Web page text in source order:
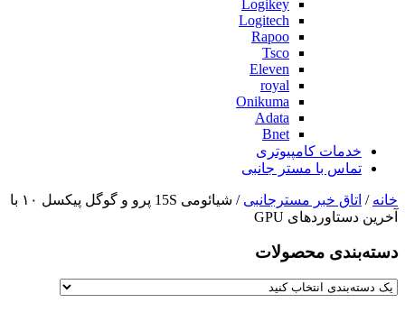
Logikey
Logitech
Rapoo
Tsco
Eleven
royal
Onikuma
Adata
Bnet
خدمات کامپیوتری
تماس با مستر جانبی
خانه / اتاق خبر مسترجانبی
/ شیائومی 15S پرو و گوگل پیکسل ۱۰ با
آخرین دستاوردهای GPU
دسته‌بندی‌ محصولات